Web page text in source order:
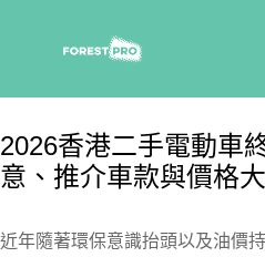
2026香港二手電動車
意、推介車款與價格
近年隨著環保意識抬頭以及油價